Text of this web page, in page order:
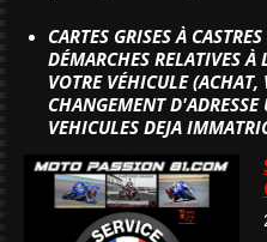
CARTES GRISES À
DÉMARCHESRELATIVES À
VOTRE VÉHICULE (ACHAT,
CHANGEMENT
VEHICULES DEJA